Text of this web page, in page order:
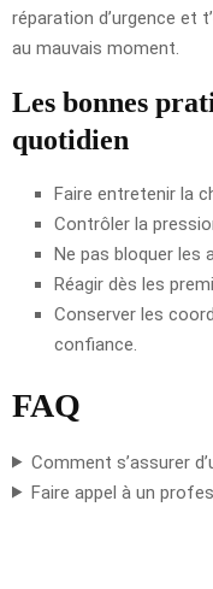
réparation d’urgence et
au mauvais moment.
Les bonnes
quotidien
Faire entretenir la
Contrôler la
Ne pas bloquer les
Réagir dès les
Conserver les
confiance.
FAQ
Comment s’assurer
Faire appel à un